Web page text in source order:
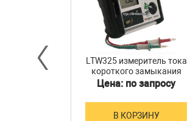
LTW325 измеритель тока
короткого замыкания
Цена: по запросу
В КОРЗИНУ